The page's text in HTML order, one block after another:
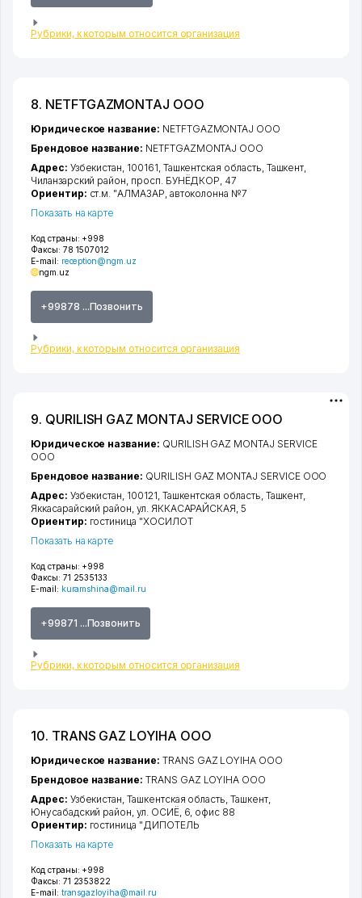
Рубрики, к которым относится организация
8. NETFTGAZMONTAJ ООО
Код страны: +998
Факсы: 78 1507012
E-mail: reception@ngm.uz
ngm.uz
+99878 ...Позвонить
Рубрики, к которым относится организация
Юридическое название: NETFTGAZMONTAJ ООО
Брендовое название: NETFTGAZMONTAJ ООО
Адрес: Узбекистан, 100161, Ташкентская область Ташкент
Чиланзарский район просп. БУНЁДКОР , 47
Ориентир: ст.м. "АЛМАЗАР, автоколонна №7
Показать на карте
9. QURILISH GAZ MONTAJ SERVICE ООО
Код страны: +998
Факсы: 71 2535133
E-mail: kuramshina@mail.ru
+99871 ...Позвонить
Рубрики, к которым относится организация
Юридическое название: QURILISH GAZ MONTAJ SERVICE
ООО
Брендовое название: QURILISH GAZ MONTAJ SERVICE ООО
Адрес: Узбекистан, 100121, Ташкентская область Ташкент
Яккасарайский район ул. ЯККАСАРАЙСКАЯ , 5
Ориентир: гостиница "ХОСИЛОТ
Показать на карте
10. TRANS GAZ LOYIHA ООО
Код страны: +998
Факсы: 71 2353822
E-mail: transgazloyiha@mail.ru
Юридическое название: TRANS GAZ LOYIHA ООО
Брендовое название: TRANS GAZ LOYIHA ООО
Адрес: Узбекистан,Ташкентская область ,Ташкент,
Юнусабадский район ,ул. ОСИЁ, 6, офис 88
Ориентир: гостиница "ДИПОТЕЛЬ
Показать на карте